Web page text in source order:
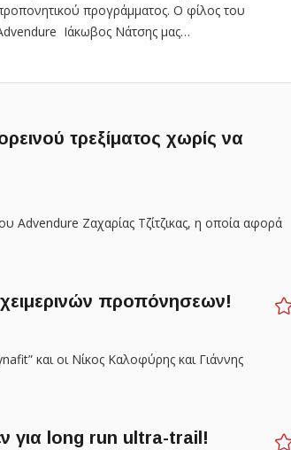
προγράμματος. Ο φίλος του
Ιάκωβος Νάτσης μας…
τρεξίματος χωρίς να
Advendure Ζαχαρίας Τζίτζικας, η οποία αφορά
προπόνησεων!
και οι Νίκος Καλοφύρης και Γιάννης
για long run ultra-trail!